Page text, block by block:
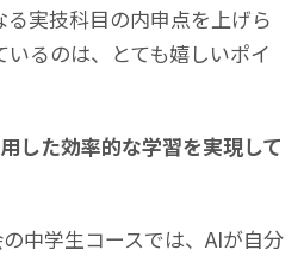
実技科目の内申点を上げら
るのは、とても嬉しいポイ
した効率的な学習を実現して
中学生コースでは、AIが自分